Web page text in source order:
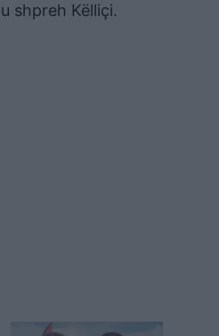
u shpreh Këlliçi.